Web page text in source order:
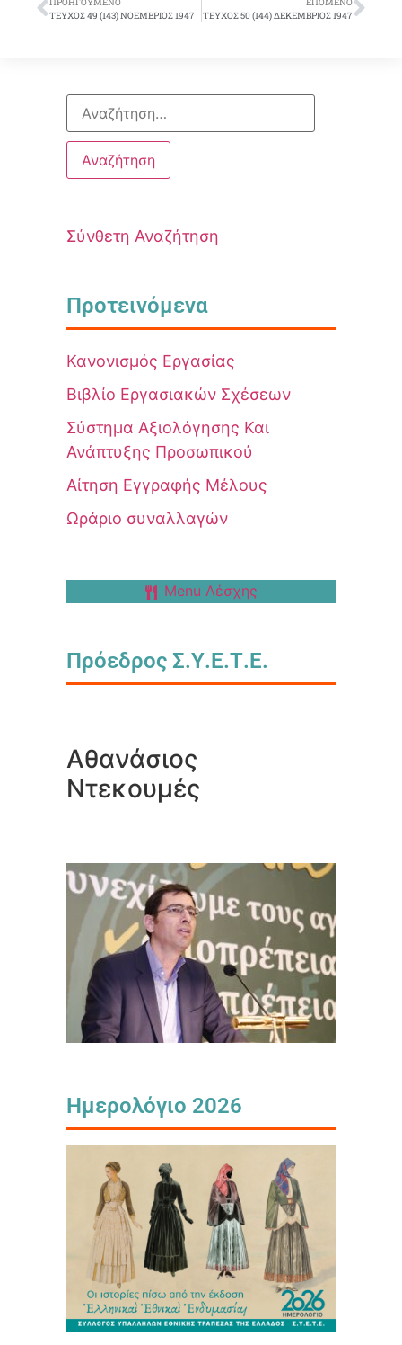
ΤΕΥΧΟΣ 49 (143) ΝΟΕΜΒΡΙΟΣ 1947
ΤΕΥΧΟΣ 50 (144) ΔΕΚΕΜΒΡΙΟΣ 1947
Σύνθετη Αναζήτηση
Προτεινόμενα
Κανονισμός Εργασίας
Βιβλίο Εργασιακών Σχέσεων
Σύστημα Αξιολόγησης Και
Ανάπτυξης Προσωπικού
Αίτηση Εγγραφής Μέλους
Ωράριο συναλλαγών
Menu Λέσχης
Πρόεδρος Σ.Υ.Ε.Τ.Ε.
Αθανάσιος
Ντεκουμές
Ημερολόγιο 2026